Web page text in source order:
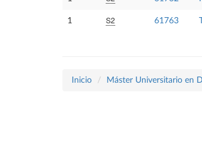
1 S2 61763
Inicio Máster Universitario en